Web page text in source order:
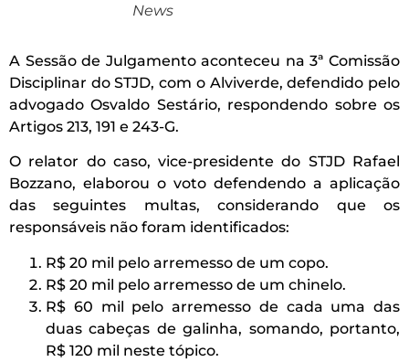
News
A Sessão de Julgamento aconteceu na 3ª Comissão
Disciplinar do STJD, com o Alviverde, defendido pelo
advogado Osvaldo Sestário, respondendo sobre os
Artigos 213, 191 e 243-G.
O relator do caso, vice-presidente do STJD Rafael
Bozzano, elaborou o voto defendendo a aplicação
das seguintes multas, considerando que os
responsáveis não foram identificados:
R$ 20 mil pelo arremesso de um copo.
R$ 20 mil pelo arremesso de um chinelo.
R$ 60 mil pelo arremesso de cada uma das
duas cabeças de galinha, somando, portanto,
R$ 120 mil neste tópico.